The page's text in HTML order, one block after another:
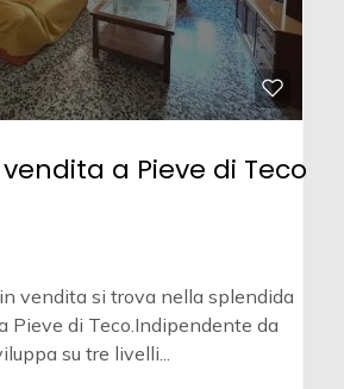
a Pieve di Teco
vendita si trova nella splendida
Pieve di Teco.Indipendente da
su tre livelli...